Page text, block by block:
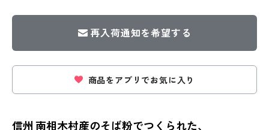
再入荷通知を希望する
商品をアプリでお気に入り
信州 南相木村産のそば粉でつくられた、